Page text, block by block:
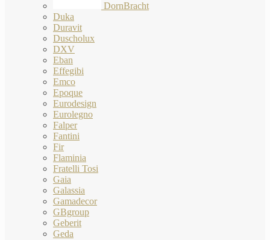
DornBracht
Duka
Duravit
Duscholux
DXV
Eban
Effegibi
Emco
Epoque
Eurodesign
Eurolegno
Falper
Fantini
Fir
Flaminia
Fratelli Tosi
Gaia
Galassia
Gamadecor
GBgroup
Geberit
Geda